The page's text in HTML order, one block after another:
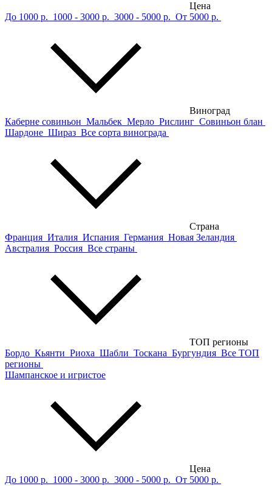
Цена
До 1000 р. 1000 - 3000 р. 3000 - 5000 р. От 5000 р.
Виноград
Каберне совиньон Мальбек Мерло Рислинг Совиньон блан
Шардоне Шираз Все сорта винограда
Страна
Франция Италия Испания Германия Новая Зеландия
Австралия Россия Все страны
ТОП регионы
Бордо Кьянти Риоха Шабли Тоскана Бургундия Все ТОП
регионы
Шампанское и игристое
Цена
До 1000 р. 1000 - 3000 р. 3000 - 5000 р. От 5000 р.